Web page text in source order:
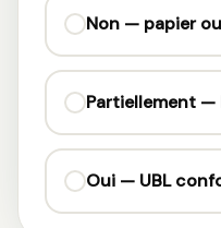
Non — papier
Partiellement —
Oui — UBL